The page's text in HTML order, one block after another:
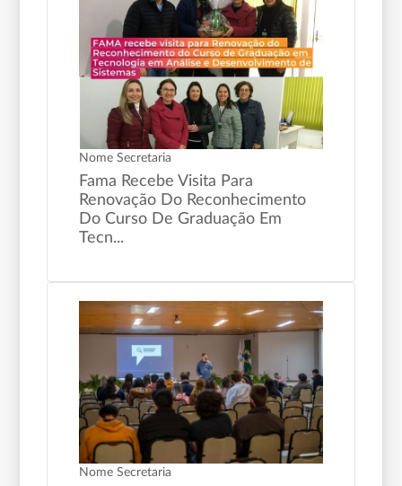
Nome Secretaria
Fama Recebe Visita Para
Renovação Do Reconhecimento
Do Curso De Graduação Em
Tecn...
Nome Secretaria